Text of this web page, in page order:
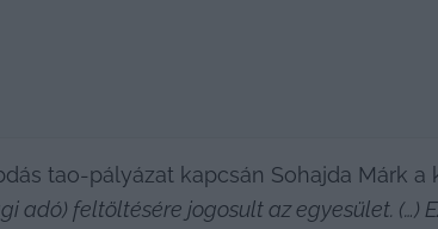
tao-pályázat kapcsán Sohajda Márk a
adó) feltöltésére jogosult az egyesület. (…)